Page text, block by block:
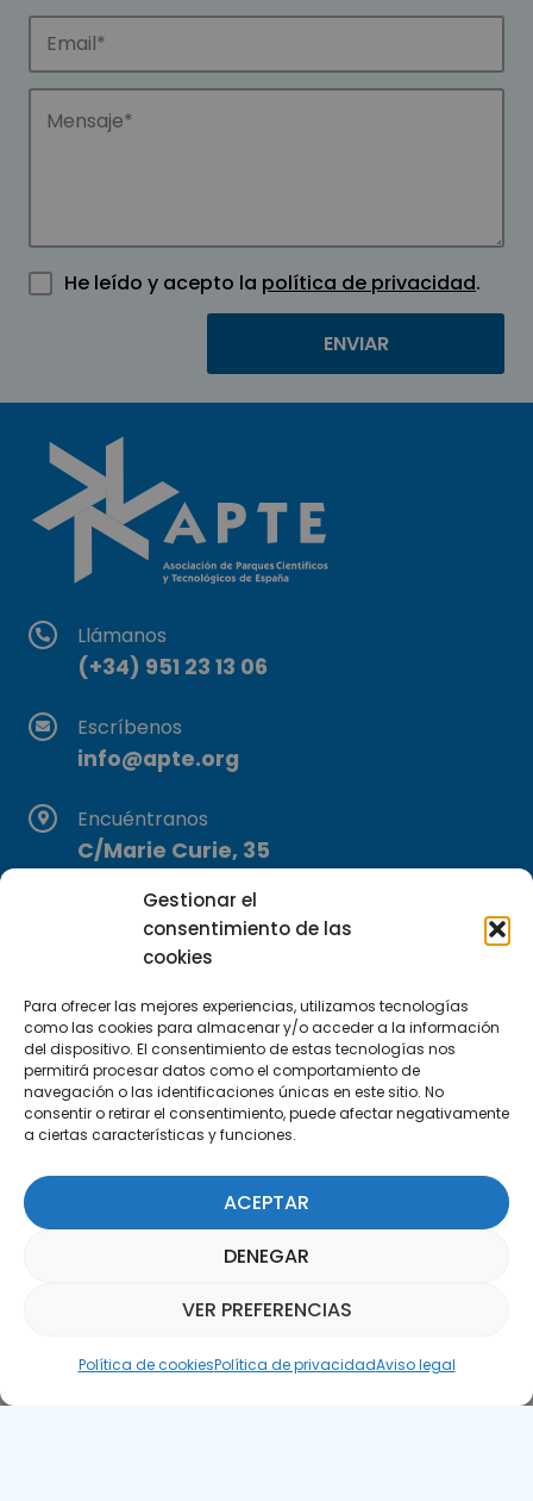
Gestionar el
consentimiento de las
cookies
Para ofrecer las mejores experiencias, utilizamos tecnologías
como las cookies para almacenar y/o acceder a la información
del dispositivo. El consentimiento de estas tecnologías nos
permitirá procesar datos como el comportamiento de
navegación o las identificaciones únicas en este sitio. No
consentir o retirar el consentimiento, puede afectar negativamente
a ciertas características y funciones.
ACEPTAR
DENEGAR
VER PREFERENCIAS
Política de cookiesPolítica de privacidadAviso legal
He leído y acepto la política de privacidad.
Llámanos
(+34) 951 23 13 06
Escríbenos
info@apte.org
Encuéntranos
C/Marie Curie, 35
Suscríbete a nuestra Newsletter
SUSCRÍBETE AQUÍ